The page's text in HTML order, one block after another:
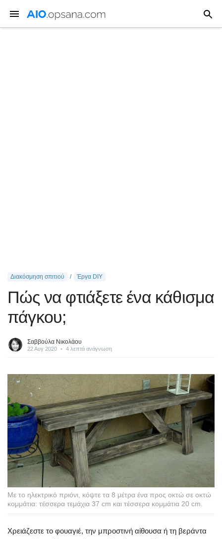
Διακόσμηση σπιτιού Έργα DIY
Πώς να φτιάξετε ένα κάθισμα
πάγκου;
Σαββούλα Νικολάου
22 Αυγ 2020 • 4 λεπτά ανάγνωση
Με το ηλεκτρικό πριόνι, κόψτε τα 8 μέτρα ένα προς οκτώ σε οκτώ
κομμάτια: τέσσερα τεμάχια 37 cm και τέσσερα κομμάτια 20 cm.
Χρειάζεστε το φουαγιέ, την μπροστινή αίθουσα ή τη βεράντα